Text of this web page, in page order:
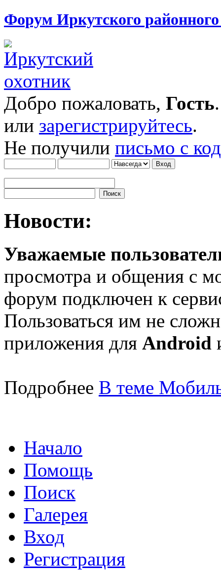
Форум Иркутского
Добро пожаловать, Гость
или зарегистрируйтесь.
Не получили письмо с
Новости:
Уважаемые
просмотра и общения с
форум подключен к
Пользоваться им не
приложения для Android
Подробнее В теме
Начало
Помощь
Поиск
Галерея
Вход
Регистрация